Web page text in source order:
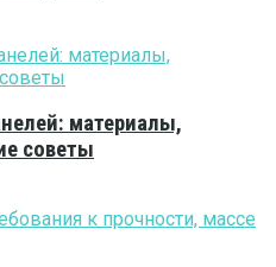
материалы,
советы